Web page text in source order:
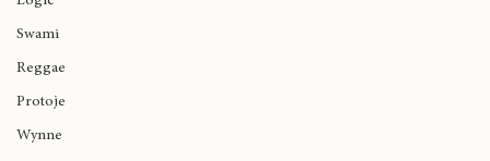
Logic
Swami
Reggae
Protoje